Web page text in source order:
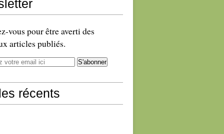
vous pour être averti des
articles publiés.
récents